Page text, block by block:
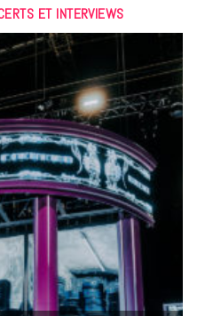
ET INTERVIEWS